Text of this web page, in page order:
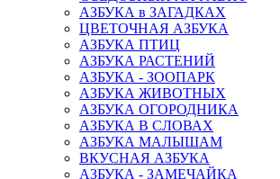
АЗБУКА в ЗАГАДКАХ
ЦВЕТОЧНАЯ АЗБУКА
АЗБУКА ПТИЦ
АЗБУКА РАСТЕНИЙ
АЗБУКА - ЗООПАРК
АЗБУКА ЖИВОТНЫХ
АЗБУКА ОГОРОДНИКА
АЗБУКА В СЛОВАХ
АЗБУКА МАЛЫШАМ
ВКУСНАЯ АЗБУКА
АЗБУКА - ЗАМЕЧАЙКА